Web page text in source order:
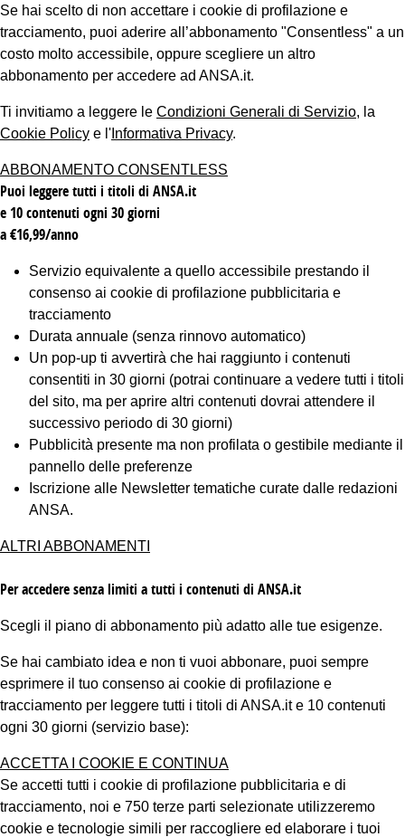
Se hai scelto di non accettare i cookie di profilazione e
tracciamento, puoi aderire all’abbonamento "Consentless" a un
costo molto accessibile, oppure scegliere un altro
abbonamento per accedere ad ANSA.it.
Ti invitiamo a leggere le Condizioni Generali di Servizio, la
Cookie Policy e l' Informativa Privacy.
ABBONAMENTO CONSENTLESS
Puoi leggere tutti i titoli di ANSA.it
e 10 contenuti ogni 30 giorni
a €16,99/anno
Servizio equivalente a quello accessibile prestando il
consenso ai cookie di profilazione pubblicitaria e
tracciamento
Durata annuale (senza rinnovo automatico)
Un pop-up ti avvertirà che hai raggiunto i contenuti
consentiti in 30 giorni (potrai continuare a vedere tutti i titoli
del sito, ma per aprire altri contenuti dovrai attendere il
successivo periodo di 30 giorni)
Pubblicità presente ma non profilata o gestibile mediante il
pannello delle preferenze
Iscrizione alle Newsletter tematiche curate dalle redazioni
ANSA.
ALTRI ABBONAMENTI
Per accedere senza limiti a tutti i contenuti di ANSA.it
Scegli il piano di abbonamento più adatto alle tue esigenze.
Se hai cambiato idea e non ti vuoi abbonare, puoi sempre
esprimere il tuo consenso ai cookie di profilazione e
tracciamento per leggere tutti i titoli di ANSA.it e 10 contenuti
ogni 30 giorni (servizio base):
ACCETTA I COOKIE E CONTINUA
Se accetti tutti i cookie di profilazione pubblicitaria e di
tracciamento, noi e 750 terze parti selezionate utilizzeremo
cookie e tecnologie simili per raccogliere ed elaborare i tuoi